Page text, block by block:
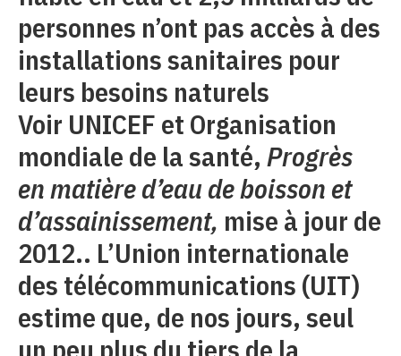
personnes n’ont pas accès à des
installations sanitaires pour
leurs besoins naturels
Voir UNICEF et Organisation
mondiale de la santé, Progrès
en matière d’eau de boisson et
d’assainissement, mise à jour de
2012.. L’Union internationale
des télécommunications (UIT)
estime que, de nos jours, seul